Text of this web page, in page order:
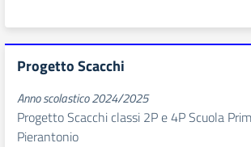
Progetto Scacchi
Anno scolastico 2024/2025
Progetto Scacchi classi 2P e 4P Scuola
Pierantonio